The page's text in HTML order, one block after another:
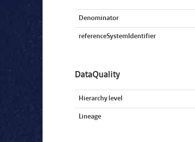
Denominator
referenceSystemIdentifier
DataQuality
Hierarchy level
Lineage